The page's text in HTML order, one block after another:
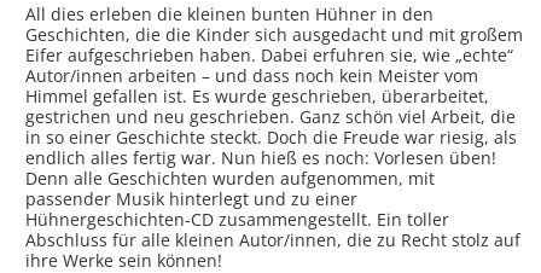
All dies erleben die kleinen bunten Hühner in den
Geschichten, die die Kinder sich ausgedacht und mit großem
Eifer aufgeschrieben haben. Dabei erfuhren sie, wie „echte“
Autor/innen arbeiten – und dass noch kein Meister vom
Himmel gefallen ist. Es wurde geschrieben, überarbeitet,
gestrichen und neu geschrieben. Ganz schön viel Arbeit, die
in so einer Geschichte steckt. Doch die Freude war riesig, als
endlich alles fertig war. Nun hieß es noch: Vorlesen üben!
Denn alle Geschichten wurden aufgenommen, mit
passender Musik hinterlegt und zu einer
Hühnergeschichten-CD zusammengestellt. Ein toller
Abschluss für alle kleinen Autor/innen, die zu Recht stolz auf
ihre Werke sein können!